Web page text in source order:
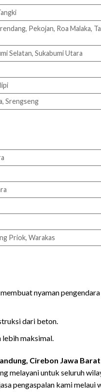
Pekojan, Roa Malaka,
Selatan, Sukabumi Utara
Srengseng
Priok, Warakas
nyaman
dari beton.
lebih maksimal.
Cirebon Jawa
melayani untuk seluruh
pengaspalan kami melaui